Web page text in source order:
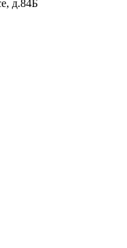
д.84Б